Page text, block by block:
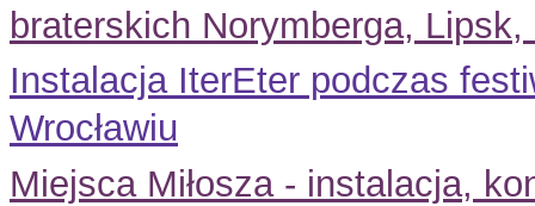
braterskich Norymberga,
Instalacja IterEter podczas
Wrocławiu
Miejsca Miłosza - instalacja,